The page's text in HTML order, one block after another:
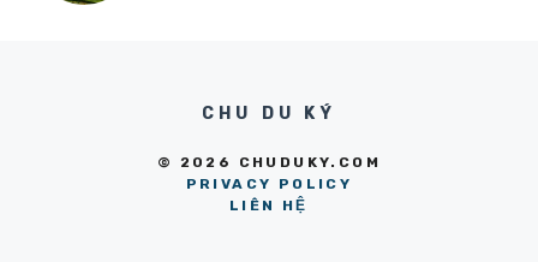
CHU DU KÝ
© 2026 CHUDUKY.COM
PRIVACY POLICY
LIÊN HỆ